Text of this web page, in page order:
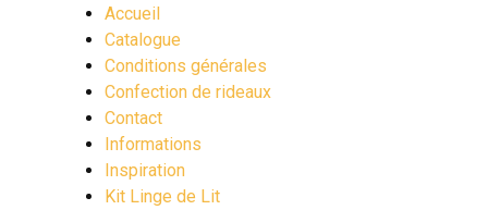
Accueil
Catalogue
Conditions générales
Confection de rideaux
Contact
Informations
Inspiration
Kit Linge de Lit